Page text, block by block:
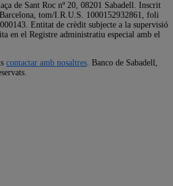
de Sant Roc nº 20, 08201 Sabadell. Inscrit
tom/I.R.U.S. 1000152932861, foli
Entitat de crèdit subjecte a la supervisió
en el Registre administratiu especial amb el
contactar amb nosaltres. Banco de Sabadell,